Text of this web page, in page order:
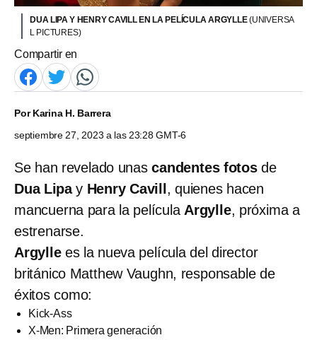
DUA LIPA Y HENRY CAVILL EN LA PELÍCULA ARGYLLE(UNIVERSA
L PICTURES)
Compartir en
PorKarina H. Barrera
septiembre 27, 2023 a las 23:28 GMT-6
Se han revelado unascandentes fotosde
Dua Lipay Henry Cavill , quienes hacen
mancuerna para la película Argylle, próxima a
estrenarse.
Argylle es la nueva película del director
británico Matthew Vaughn, responsable de
éxitos como:
Kick-Ass
X-Men: Primera generación